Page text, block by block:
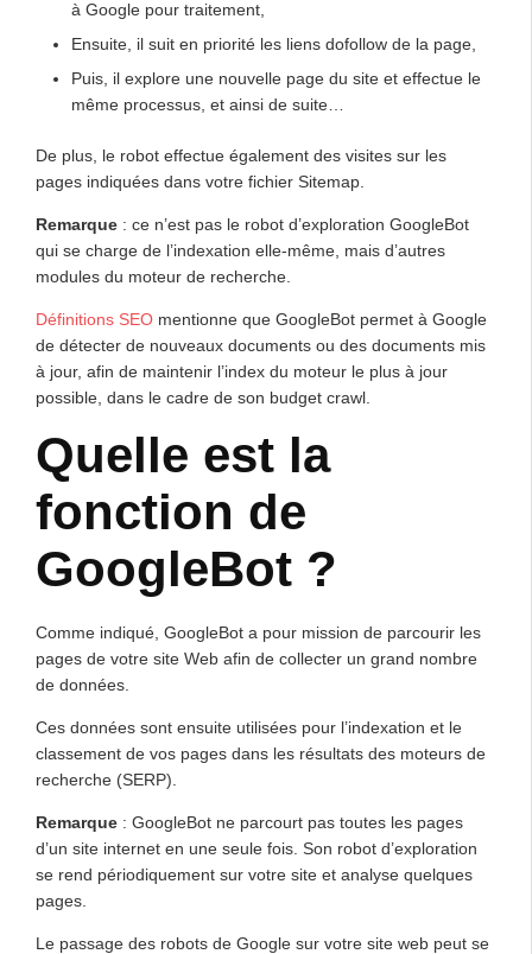
à Google pour traitement,
Ensuite, il suit en priorité les liens dofollow de la page,
Puis, il explore une nouvelle page du site et effectue le
même processus, et ainsi de suite…
De plus, le robot effectue également des visites sur les
pages indiquées dans votre fichier Sitemap.
Remarque : ce n’est pas le robot d’exploration GoogleBot
qui se charge de l’indexation elle-même, mais d’autres
modules du moteur de recherche.
Définitions SEO mentionne que GoogleBot permet à Google
de détecter de nouveaux documents ou des documents mis
à jour, afin de maintenir l’index du moteur le plus à jour
possible, dans le cadre de son budget crawl.
Quelle est la
fonction de
GoogleBot ?
Comme indiqué, GoogleBot a pour mission de parcourir les
pages de votre site Web afin de collecter un grand nombre
de données.
Ces données sont ensuite utilisées pour l’indexation et le
classement de vos pages dans les résultats des moteurs de
recherche (SERP).
Remarque : GoogleBot ne parcourt pas toutes les pages
d’un site internet en une seule fois. Son robot d’exploration
se rend périodiquement sur votre site et analyse quelques
pages.
Le passage des robots de Google sur votre site web peut se